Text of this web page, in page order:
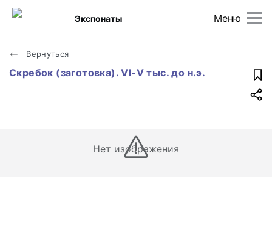
Меню
Экспонаты
Вернуться
Скребок (заготовка). VI-V тыс. до н.э.
Нет изображения